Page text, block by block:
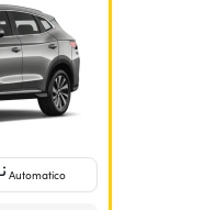
Automatico